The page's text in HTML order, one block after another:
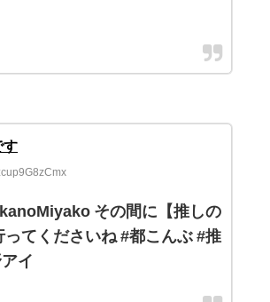
す
その間に【推しの
ってくださいね #都こんぶ #推
イ